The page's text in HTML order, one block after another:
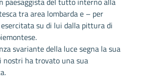
tra area lombarda e – per
su di lui dalla pittura di
svariante della luce segna la sua
nostri ha trovato una sua